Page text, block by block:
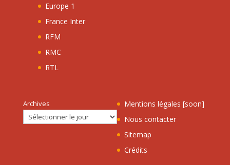
Europe 1
France Inter
RFM
RMC
RTL
Archives
Mentions légales [soon]
Nous contacter
Sitemap
Crédits